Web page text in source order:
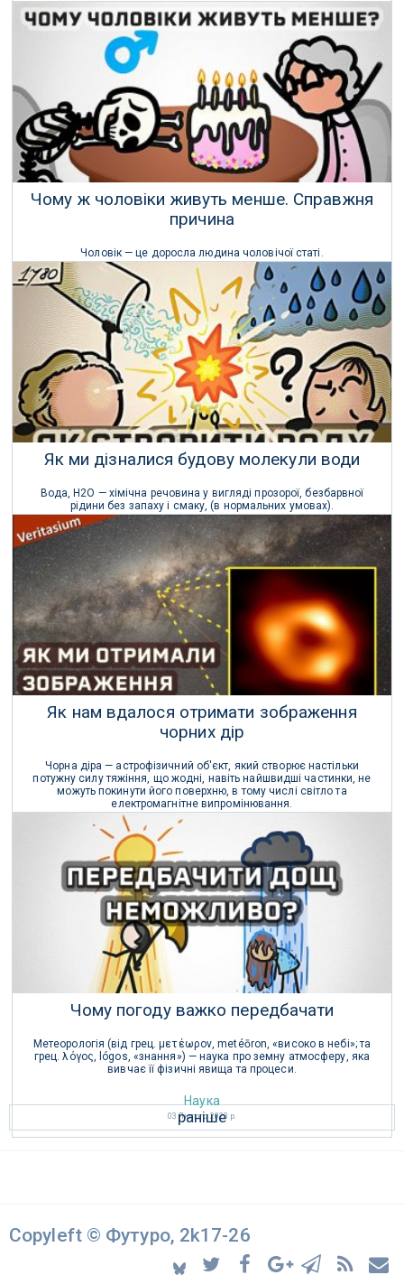
Медицина
Чому ж чоловіки живуть менше. Справжня
причина
Чоловік — це доросла людина чоловічої статі.
Медицина
02 Травня 2023 р.
Як ми дізналися будову молекули води
Вода, Н2O — хімічна речовина у вигляді прозорої, безбарвної
рідини без запаху і смаку, (в нормальних умовах).
Наука
22 Квітня 2023 р.
Як нам вдалося отримати зображення
чорних дір
Чорна діра — астрофізичний об'єкт, який створює настільки
потужну силу тяжіння, що жодні, навіть найшвидші частинки, не
можуть покинути його поверхню, в тому числі світло та
електромагнітне випромінювання.
06 Квітня 2023 р.
Чому погоду важко передбачати
Метеорологія (від грец. μετέωρον, metéōron, «високо в небі»; та
грец. λόγος, lógos, «знання») — наука про земну атмосферу, яка
вивчає її фізичні явища та процеси.
Наука
03 Лютого 2023 р.
раніше
Copyleft © Футуро, 2k17-26